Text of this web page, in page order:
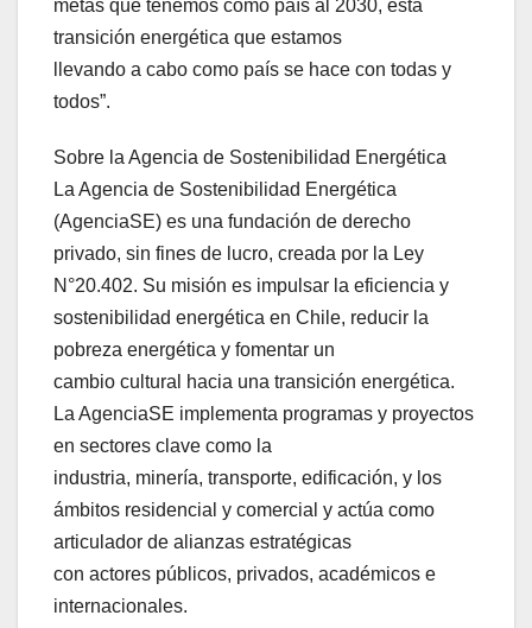
metas que tenemos como país al 2030, esta
transición energética que estamos
llevando a cabo como país se hace con todas y
todos”.
Sobre la Agencia de Sostenibilidad Energética
La Agencia de Sostenibilidad Energética
(AgenciaSE) es una fundación de derecho
privado, sin fines de lucro, creada por la Ley
N°20.402. Su misión es impulsar la eficiencia y
sostenibilidad energética en Chile, reducir la
pobreza energética y fomentar un
cambio cultural hacia una transición energética.
La AgenciaSE implementa programas y proyectos
en sectores clave como la
industria, minería, transporte, edificación, y los
ámbitos residencial y comercial y actúa como
articulador de alianzas estratégicas
con actores públicos, privados, académicos e
internacionales.